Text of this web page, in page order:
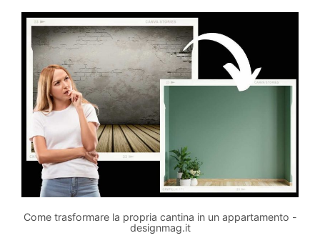
Come trasformare la propria cantina in un appartamento -
designmag.it